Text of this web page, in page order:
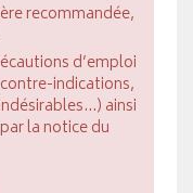
recommandée,
d’emploi
indications,
ainsi
la notice du